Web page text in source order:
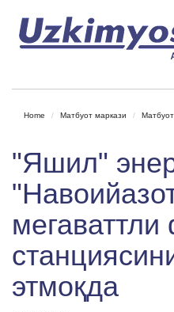
Home Матбуот маркази
"Яшил"
мегаваттли
этмоқда